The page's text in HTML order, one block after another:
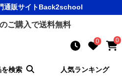
通販サイトBack2school
ご購入で送料無料
0 0
を検索 人気ランキング